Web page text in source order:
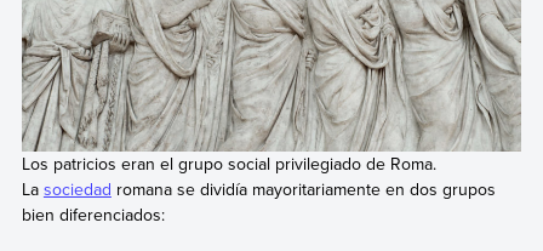
Los patricios eran el grupo social privilegiado de Roma.
La sociedad romana se dividía mayoritariamente en dos grupos
bien diferenciados: